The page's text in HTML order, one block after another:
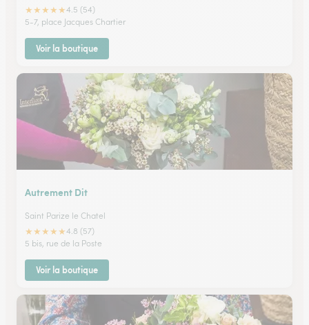
★★★★★4.5 (54)
5-7, place Jacques Chartier
Voir la boutique
Autrement Dit
Saint Parize le Chatel
★★★★★4.8 (57)
5 bis, rue de la Poste
Voir la boutique